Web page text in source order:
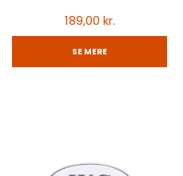
189,00 kr.
SE MERE